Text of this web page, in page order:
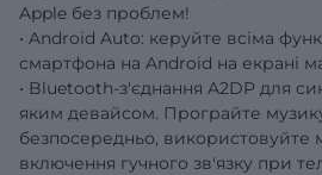
Apple без проблем!
• Android Auto: керуйте всіма
смартфона на Android на екрані
• Bluetooth-з'єднання A2DP для
яким девайсом. Програйте
безпосередньо, використовуйте
включення гучного зв'язку при